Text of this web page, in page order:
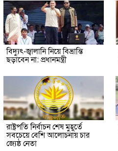
বিদ্যুৎ-জ্বালানি নিয়ে বিভ্রান্তি
ছড়াবেন না: প্রধানমন্ত্রী
রাষ্ট্রপতি নির্বাচন শেষ মুহূর্তে
সবচেয়ে বেশি আলোচনায় চার
জ্যেষ্ঠ নেতা